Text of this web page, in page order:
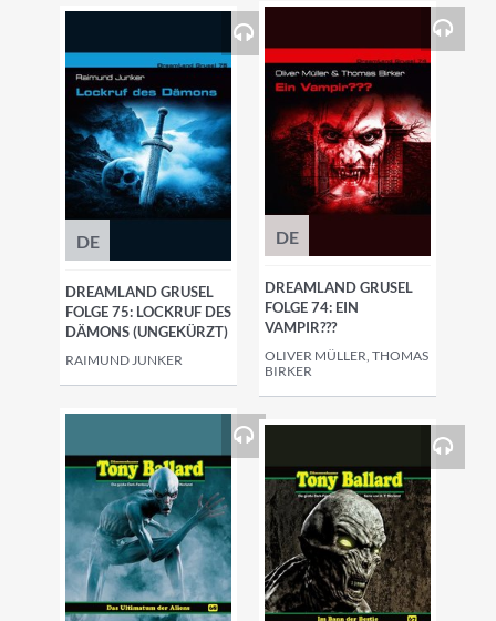
DE
DREAMLAND GRUSEL
FOLGE 75: LOCKRUF DES
DÄMONS (UNGEKÜRZT)
RAIMUND JUNKER
DE
DREAMLAND GRUSEL
FOLGE 74: EIN
VAMPIR???
OLIVER MÜLLER, THOMAS
BIRKER